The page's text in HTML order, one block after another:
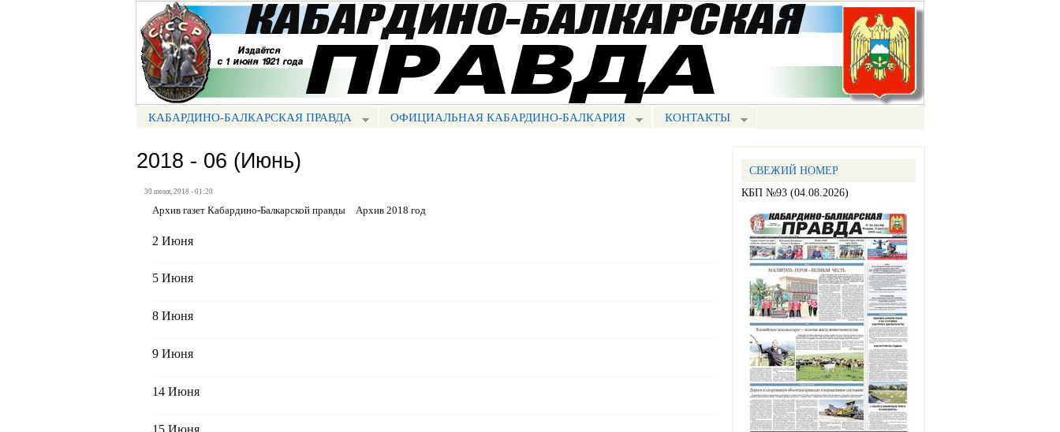
Перейти к
основному
Портал СМИ КБР
МЕНЮ КБП
КАБАРДИНО-БАЛКАРСКАЯ ПРАВДА ОФИЦИАЛЬНАЯ КАБАРДИНО-БАЛКАРИЯ КОНТАКТЫ
СВЕЖИЙ НОМЕР
КБП №93 (04.08.2026)
2018 - 06 (Июнь)
30 июня, 2018 - 01:20
Архив газет Кабардино-Балкарской правды Архив 2018 год
2 Июня
5 Июня
8 Июня
9 Июня
14 Июня
15 Июня